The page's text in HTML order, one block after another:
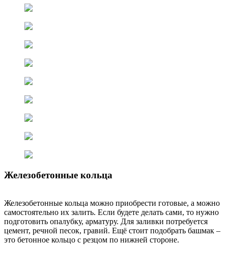
Железобетонные кольца
Железобетонные кольца можно приобрести готовые, а можно
самостоятельно их залить. Если будете делать сами, то нужно
подготовить опалубку, арматуру. Для заливки потребуется
цемент, речной песок, гравий. Ещё стоит подобрать башмак –
это бетонное кольцо с резцом по нижней стороне.